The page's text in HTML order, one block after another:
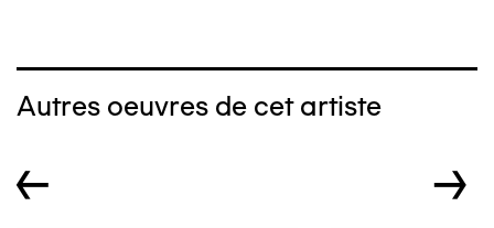
Autres oeuvres de cet artiste
← →